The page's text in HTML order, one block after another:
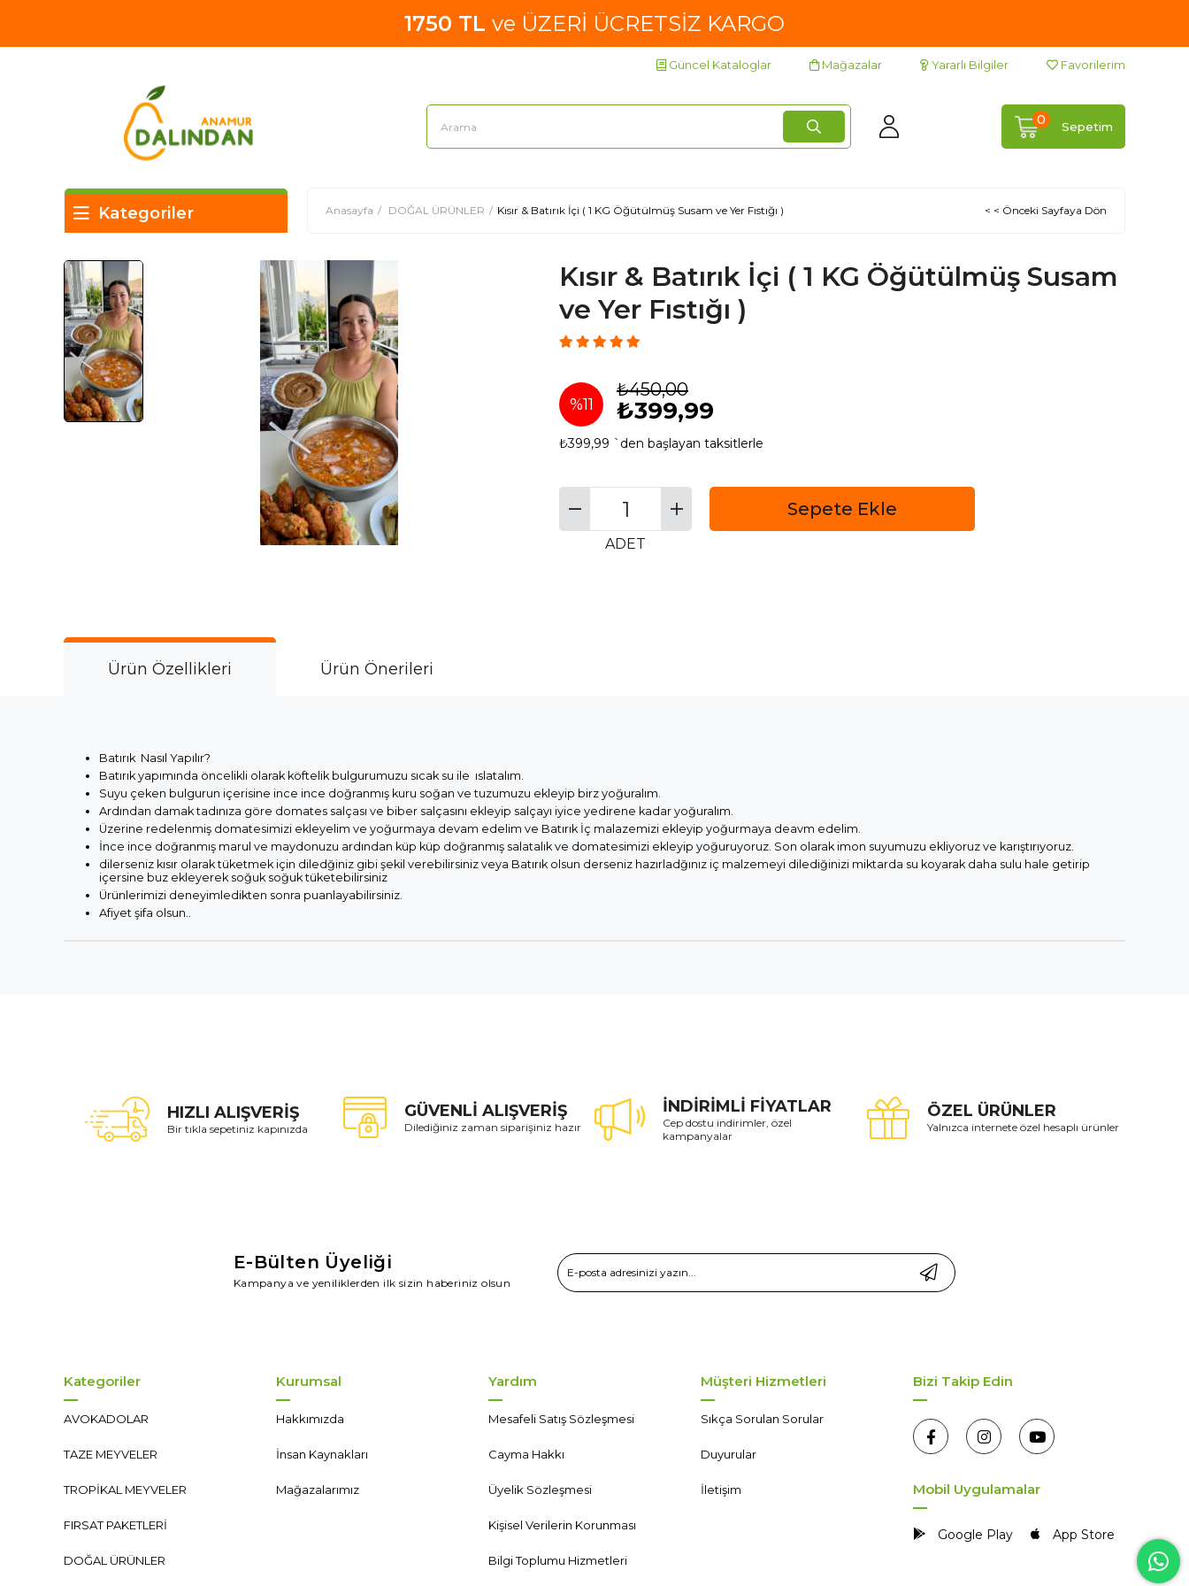
1750 TL ve ÜZERİ ÜCRETSİZ KARGO
Güncel Kataloglar Mağazalar Yararlı Bilgiler Favorilerim
Sepetim
0
Kategoriler Anasayfa DOĞAL ÜRÜNLER Kısır & Batırık İçi ( 1 KG Öğütülmüş Susam ve Yer Fıstığı ) < < Önceki Sayfaya Dön
Kısır & Batırık İçi ( 1 KG Öğütülmüş Susam
ve Yer Fıstığı )
%11
İndirim
₺450,00
₺399,99
₺399,99 `den başlayan taksitlerle
ADET
Ürün Özellikleri Ürün Önerileri
Batırık Nasıl Yapılır?
Batırık yapımında öncelikli olarak köftelik bulgurumuzu sıcak su ile ıslatalım.
Suyu çeken bulgurun içerisine ince ince doğranmış kuru soğan ve tuzumuzu ekleyip birz yoğuralım.
Ardından damak tadınıza göre domates salçası ve biber salçasını ekleyip salçayı iyice yedirene kadar yoğuralım.
Üzerine redelenmiş domatesimizi ekleyelim ve yoğurmaya devam edelim ve Batırık İç malazemizi ekleyip yoğurmaya deavm edelim.
İnce ince doğranmış marul ve maydonuzu ardından küp küp doğranmış salatalık ve domatesimizi ekleyip yoğuruyoruz. Son olarak imon suyumuzu ekliyoruz ve karıştırıyoruz.
dilerseniz kısır olarak tüketmek için diledğiniz gibi şekil verebilirsiniz veya Batırık olsun derseniz hazırladğınız iç malzemeyi dilediğinizi miktarda su koyarak daha sulu hale getirip
içersine buz ekleyerek soğuk soğuk tüketebilirsiniz
Ürünlerimizi deneyimledikten sonra puanlayabilirsiniz.
Afiyet şifa olsun..
HIZLI ALIŞVERİŞ
Bir tıkla sepetiniz kapınızda
GÜVENLİ ALIŞVERİŞ
Dilediğiniz zaman siparişiniz hazır
İNDİRİMLİ FİYATLAR
Cep dostu indirimler, özel
kampanyalar
ÖZEL ÜRÜNLER
Yalnızca internete özel hesaplı ürünler
E-Bülten Üyeliği
Kampanya ve yeniliklerden ilk sizin haberiniz olsun
Kategoriler
AVOKADOLAR
TAZE MEYVELER
TROPİKAL MEYVELER
FIRSAT PAKETLERİ
DOĞAL ÜRÜNLER
Kurumsal
Hakkımızda
İnsan Kaynakları
Mağazalarımız
Yardım
Mesafeli Satış Sözleşmesi
Cayma Hakkı
Üyelik Sözleşmesi
Kişisel Verilerin Korunması
Bilgi Toplumu Hizmetleri
Müşteri Hizmetleri
Sıkça Sorulan Sorular
Duyurular
İletişim
Bizi Takip Edin
Mobil Uygulamalar
Google Play App Store